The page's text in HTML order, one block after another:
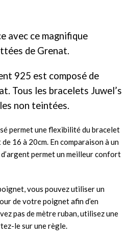
avec ce magnifique
de Grenat.
925 est composé de
Tous les bracelets Juwel’s
non teintées.
permet une flexibilité du bracelet
16 à 20cm. En comparaison à un
permet un meilleur confort
vous pouvez utiliser un
de votre poignet afin d’en
pas de mètre ruban, utilisez une
le sur une règle.